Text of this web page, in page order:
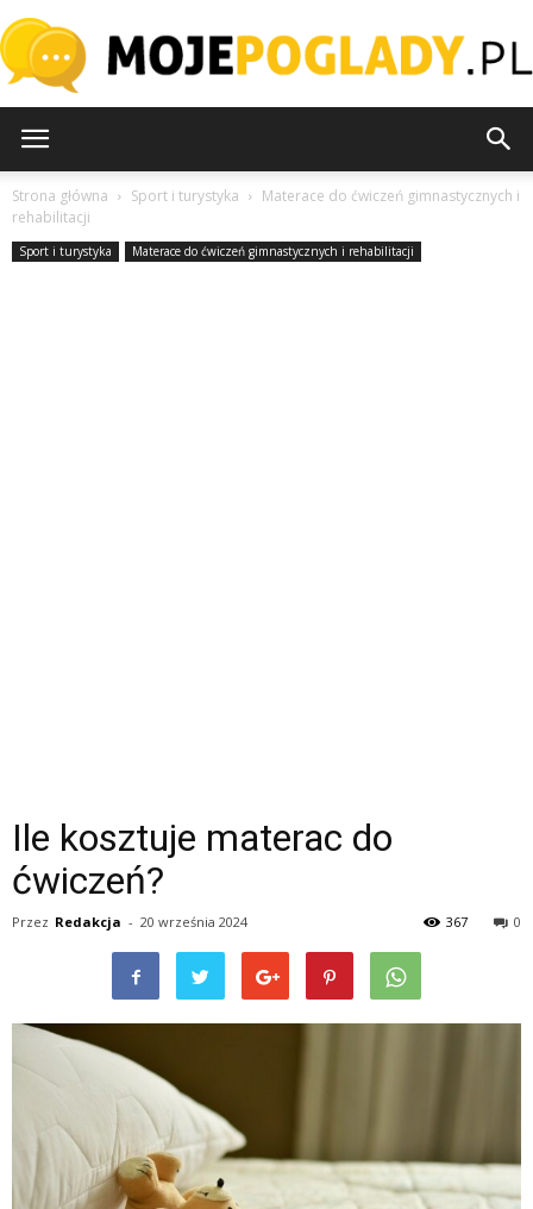
Strona główna Sport i turystyka
Materace do ćwiczeń gimnastycznych i
rehabilitacji
Sport i turystyka Materace do ćwiczeń gimnastycznych i rehabilitacji
Ile kosztuje materac do
ćwiczeń?
Przez Redakcja - 20 września 2024 0
367